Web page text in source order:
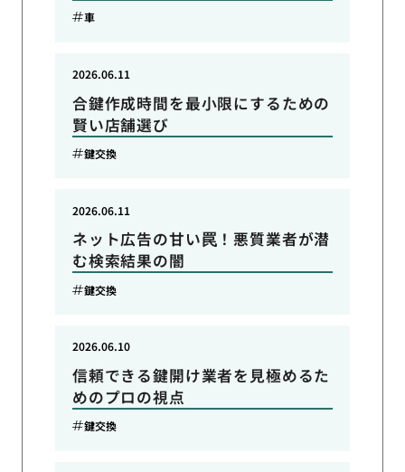
車
合鍵作成時間を最小限にするための
賢い店舗選び
2026.06.11
鍵交換
ネット広告の甘い罠！悪質業者が潜
む検索結果の闇
2026.06.11
鍵交換
信頼できる鍵開け業者を見極めるた
めのプロの視点
2026.06.10
鍵交換